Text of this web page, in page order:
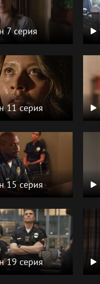
7 серия
11 серия
15 серия
19 серия